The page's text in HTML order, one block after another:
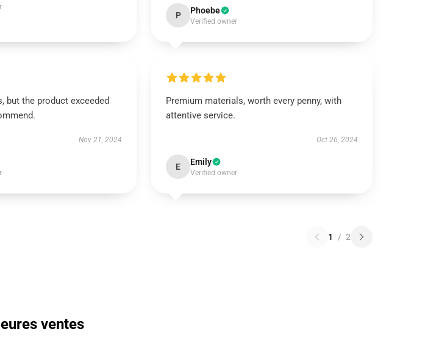
P Phoebe
Verified owner
but the product exceeded
Nov 21, 2024
Premium materials, worth every penny, with
attentive service.
Oct 26, 2024
E Emily
Verified owner
1 / 2
ventes